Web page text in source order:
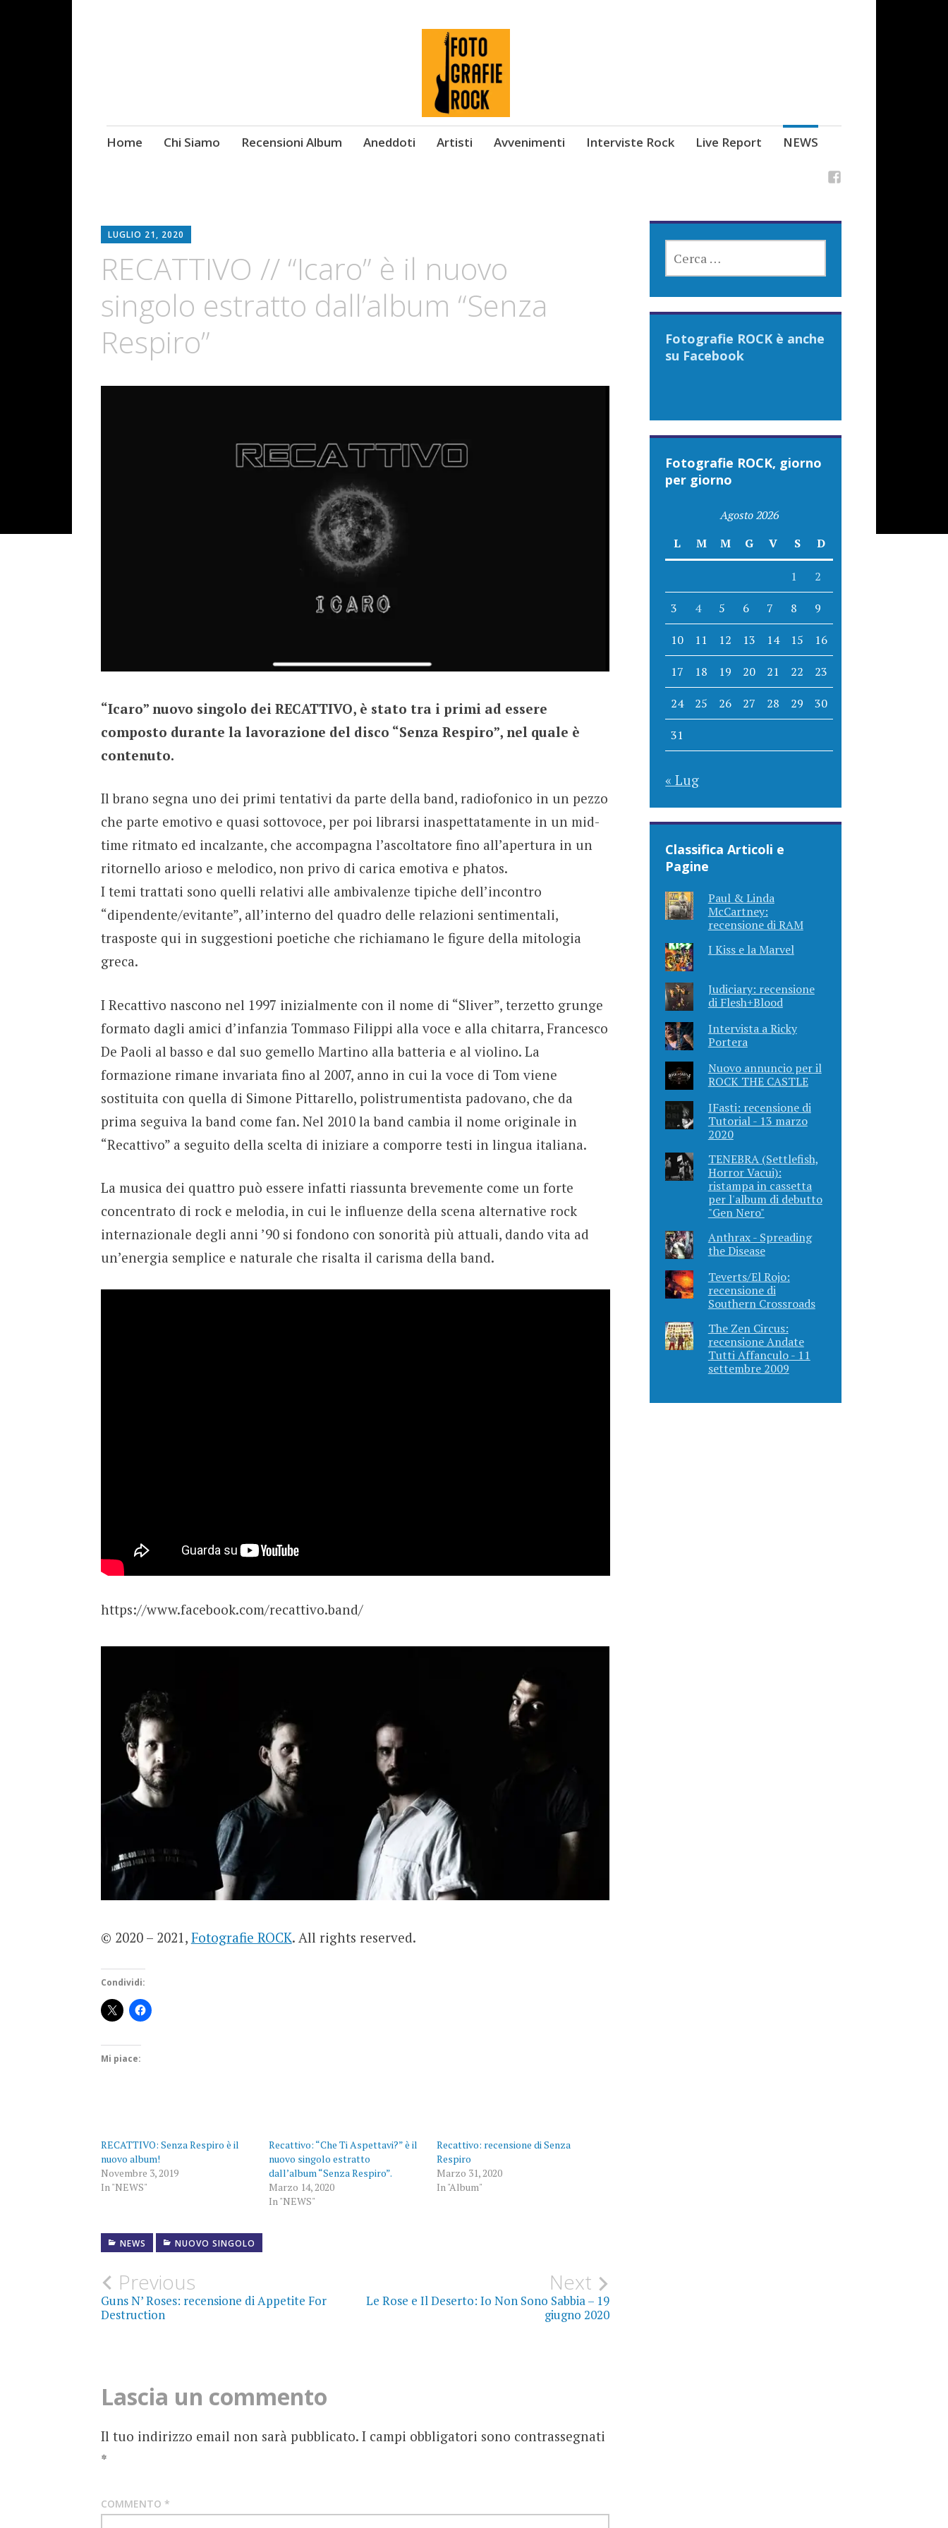
Skip
Home Chi Siamo Recensioni Album Aneddoti Artisti Avvenimenti Interviste Rock Live Report NEWS
LUGLIO 21, 2020
RECATTIVO // “Icaro” è il nuovo
singolo estratto dall’album “Senza
Respiro”
“Icaro” nuovo singolo dei RECATTIVO, è stato tra i primi ad essere
composto durante la lavorazione del disco “Senza Respiro”, nel quale è
contenuto.
Il brano segna uno dei primi tentativi da parte della band, radiofonico in un pezzo
che parte emotivo e quasi sottovoce, per poi librarsi inaspettatamente in un mid-
time ritmato ed incalzante, che accompagna l’ascoltatore fino all’apertura in un
ritornello arioso e melodico, non privo di carica emotiva e phatos.
I temi trattati sono quelli relativi alle ambivalenze tipiche dell’incontro
“dipendente/evitante”, all’interno del quadro delle relazioni sentimentali,
trasposte qui in suggestioni poetiche che richiamano le figure della mitologia
greca.
I Recattivo nascono nel 1997 inizialmente con il nome di “Sliver”, terzetto grunge
formato dagli amici d’infanzia Tommaso Filippi alla voce e alla chitarra, Francesco
De Paoli al basso e dal suo gemello Martino alla batteria e al violino. La
formazione rimane invariata fino al 2007, anno in cui la voce di Tom viene
sostituita con quella di Simone Pittarello, polistrumentista padovano, che da
prima seguiva la band come fan. Nel 2010 la band cambia il nome originale in
“Recattivo” a seguito della scelta di iniziare a comporre testi in lingua italiana.
La musica dei quattro può essere infatti riassunta brevemente come un forte
concentrato di rock e melodia, in cui le influenze della scena alternative rock
internazionale degli anni ’90 si fondono con sonorità più attuali, dando vita ad
un’energia semplice e naturale che risalta il carisma della band.
https://www.facebook.com/recattivo.band/
© 2020 – 2021, Fotografie ROCK. All rights reserved.
Condividi:
Mi piace:
RECATTIVO: Senza Respiro è il
nuovo album!
Novembre 3, 2019
In "NEWS"
Recattivo: “Che Ti Aspettavi?” è il
nuovo singolo estratto
dall’album “Senza Respiro”.
Marzo 14, 2020
In "NEWS"
Recattivo: recensione di Senza
Respiro
Marzo 31, 2020
In "Album"
NEWS
NUOVO SINGOLO
FOTOGRAFIE
ICARO
RECATTIVO
SORRY
Post
navigation
Previous
Guns N’ Roses: recensione di Appetite For
Destruction
Next
Le Rose e Il Deserto: Io Non Sono Sabbia – 19
giugno 2020
Lascia un commento
Il tuo indirizzo email non sarà pubblicato. I campi obbligatori sono contrassegnati
*
COMMENTO *
PER:
Fotografie ROCK è anche
su Facebook
Fotografie ROCK, giorno
per giorno
Agosto 2026
L
M M G V S D
1 2
3 4 5 6 7 8 9
10 11 12 13 14 15 16
17 18 19 20 21 22 23
24 25 26 27 28 29 30
31
« Lug
Classifica Articoli e
Pagine
Paul & Linda
McCartney:
recensione di RAM
I Kiss e la Marvel
Judiciary: recensione
di Flesh+Blood
Intervista a Ricky
Portera
Nuovo annuncio per il
ROCK THE CASTLE
IFasti: recensione di
Tutorial - 13 marzo
2020
TENEBRA (Settlefish,
Horror Vacui):
ristampa in cassetta
per l'album di debutto
"Gen Nero"
Anthrax - Spreading
the Disease
Teverts/El Rojo:
recensione di
Southern Crossroads
The Zen Circus:
recensione Andate
Tutti Affanculo - 11
settembre 2009